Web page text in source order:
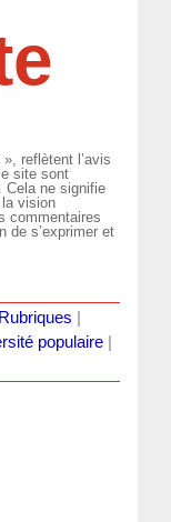
reflètent l’avis
site sont
Cela ne signifie
vision
commentaires
de s’exprimer et
Rubriques
populaire